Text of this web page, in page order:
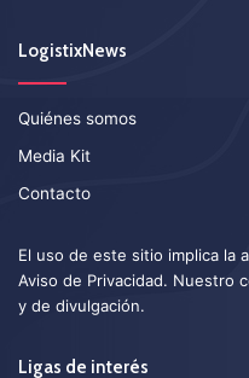
LogistixNews
Quiénes somos
Media Kit
Contacto
El uso de este sitio implica la
Aviso de Privacidad. Nuestro
y de divulgación.
Ligas de interés